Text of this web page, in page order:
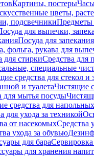
Картины, постеры
цветы,
подсвечникиПредметы
для выпечки,
Посуда для запекания
фольга, рукава для
для стиркиСредства для
специальные
средства для стекол и
и туалетаЧистящие
для мытья посуды
средства для
для ухода за техникой
от насекомыхСредства
ухода за обувью
для бараСервировка
для хранения